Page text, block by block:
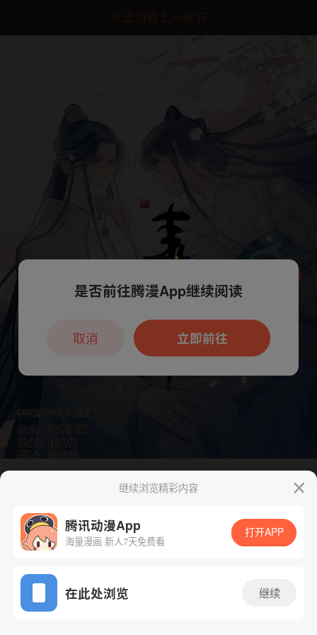
点击加载上一章节
App免费看
腾漫App免费看
继续浏览精彩内容
腾讯动漫App
海量漫画 新人7天免费看
打开APP
在此处浏览 继续
本章节仅支持App阅读，可打开App新用
户7天免费看
是否前往腾漫App继续阅读
立即前往
取消